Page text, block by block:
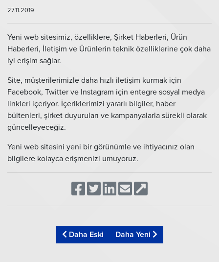
27.11.2019
Yeni web sitesimiz, özelliklere, Şirket Haberleri, Ürün
Haberleri, İletişim ve Ürünlerin teknik özelliklerine çok daha
iyi erişim sağlar.
Site, müşterilerimizle daha hızlı iletişim kurmak için
Facebook, Twitter ve Instagram için entegre sosyal medya
linkleri içeriyor. İçeriklerimizi yararlı bilgiler, haber
bültenleri, şirket duyuruları ve kampanyalarla sürekli olarak
güncelleyeceğiz.
Yeni web sitesini yeni bir görünümle ve ihtiyacınız olan
bilgilere kolayca erişmenizi umuyoruz.
Daha Eski Daha Yeni